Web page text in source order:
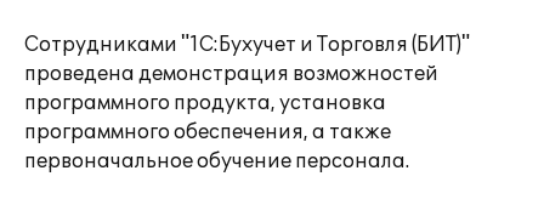
Сотрудниками "1С:Бухучет и Торговля (БИТ)"
проведена демонстрация возможностей
программного продукта, установка
программного обеспечения, а также
первоначальное обучение персонала.